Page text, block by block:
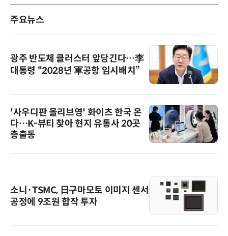
주요뉴스
광주 반도체 클러스터 앞당긴다…李
대통령 “2028년 軍공항 임시배치”
'사우디판 올리브영' 화이츠 한국 온
다…K-뷰티 찾아 현지 유통사 20곳
총출동
소니·TSMC, 日구마모토 이미지 센서
공정에 9조원 합작 투자